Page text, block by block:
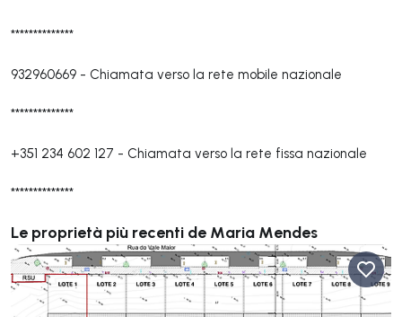
**************
932960669 - Chiamata verso la rete mobile nazionale
**************
+351 234 602 127 - Chiamata verso la rete fissa nazionale
**************
Le proprietà più recenti de Maria Mendes